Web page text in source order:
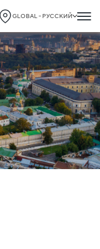
GLOBAL - РУССКИЙ